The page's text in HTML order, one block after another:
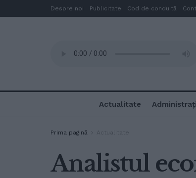
Despre noi Publicitate Cod de conduită
Actualitate
Prima pagină Actualitate
Analistul